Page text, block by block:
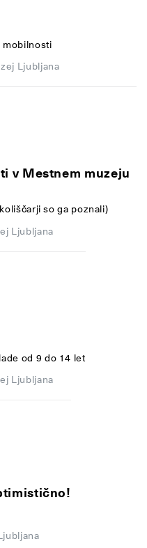
mobilnosti
Ljubljana
v Mestnem muzeju
so ga poznali)
Ljubljana
od 9 do 14 let
Ljubljana